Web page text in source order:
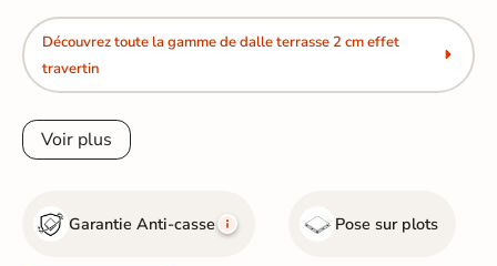
Découvrez toute la gamme de dalle terrasse 2 cm effet
travertin
Voir plus
Garantie Anti-casse Pose sur plots